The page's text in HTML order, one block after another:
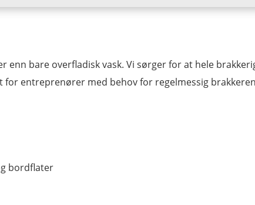
enn bare overfladisk vask. Vi sørger for at hele
entreprenører med behov for regelmessig
bordflater